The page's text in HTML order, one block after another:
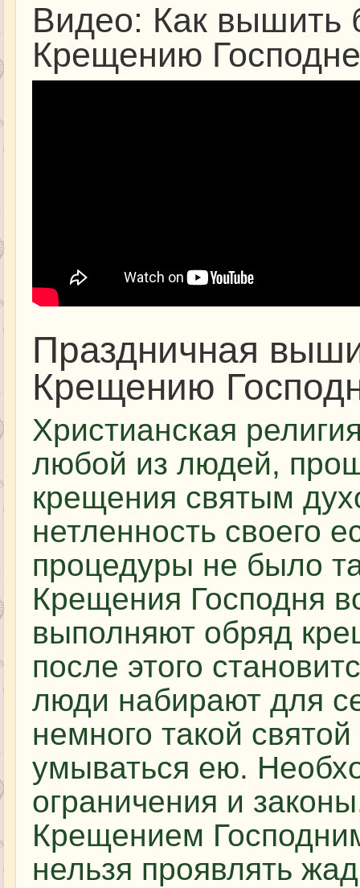
Видео: Как вышить
Крещению
Праздничная
Крещению
Христианская
любой из людей,
крещения святым
нетленность своего
процедуры не было
Крещения Господня
выполняют обряд
после этого
люди набирают для
немного такой
умываться ею.
ограничения и
Крещением
нельзя проявлять